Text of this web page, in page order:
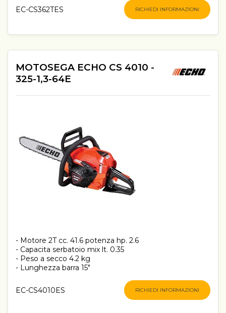
EC-CS362TES RICHIEDI INFORMAZIONI
MOTOSEGA ECHO CS 4010 -
325-1,3-64E
- Motore 2T cc. 41.6 potenza hp. 2.6
- Capacita serbatoio mix lt. 0.35
- Peso a secco 4.2 kg
- Lunghezza barra 15"
EC-CS4010ES RICHIEDI INFORMAZIONI